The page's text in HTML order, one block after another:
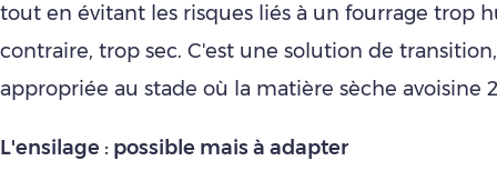
tout en évitant les risques liés à un fourrage trop
contraire, trop sec. C'est une solution de
appropriée au stade où la matière sèche avoisine
L'ensilage : possible mais à adapter